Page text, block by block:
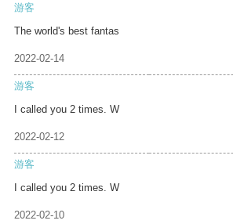
游客
The world's best fantas
2022-02-14
游客
I called you 2 times. W
2022-02-12
游客
I called you 2 times. W
2022-02-10